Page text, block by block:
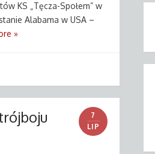
KS „Tęcza-Społem” w
Alabama w USA –
»
7
LIP